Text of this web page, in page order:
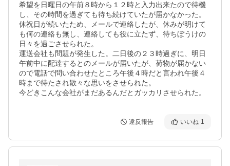
希望を日曜日の午前８時から１２時と入力出来たので待機
し、その時間を過ぎても待ち続けていたが届かなかった。
休祝日が続いたため、メールで連絡したが、休みが明けて
も何の連絡も無し、連絡しても役に立たず、待ちぼうけの
日々を過ごさせられた。
運送会社も問題が発生した。二日後の２３時過ぎに、明日
午前中に配達するとのメールが届いたが、荷物が届かない
ので電話で問い合わせたところ午後４時だと言われ午後４
時まで待たされ散々な思いをさせられた。
今どきこんな会社がまだあるんだとガッカリさせられた。
違反報告 いいね 1